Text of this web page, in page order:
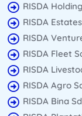
RISDA
RISDA
RISDA
RISDA Fleet
RISDA
RISDA Agro
RISDA Bina